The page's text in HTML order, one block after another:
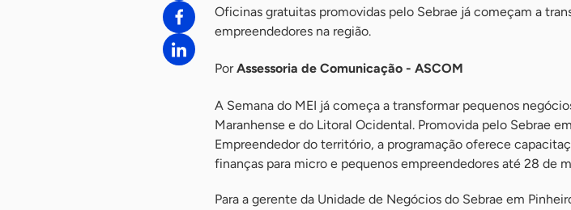
Oficinas gratuitas promovidas pelo Sebrae já começam a
empreendedores na região.
PorAssessoria de Comunicação - ASCOM
A Semana do MEI já começa a transformar pequenos
Maranhense e do Litoral Ocidental. Promovida pelo Sebrae
Empreendedor do território, a programação oferece
finanças para micro e pequenos empreendedores até 28 de
Para a gerente da Unidade de Negócios do Sebrae em